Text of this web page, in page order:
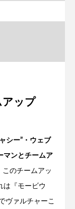
アップ
シー”・ウェブ
マンとチームア
このチームアッ
は『モービウ
ヴァルチャーこ